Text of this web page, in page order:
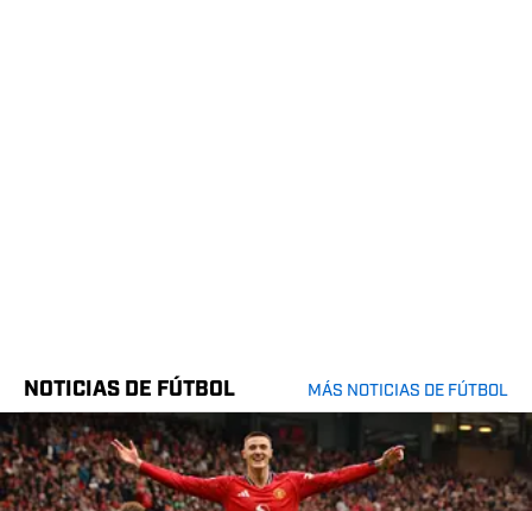
NOTICIAS DE FÚTBOL MÁS NOTICIAS DE FÚTBOL